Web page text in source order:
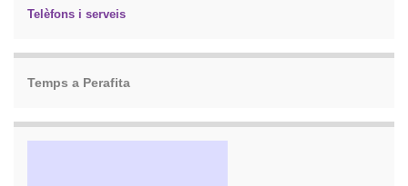
Telèfons i serveis
Temps a Perafita